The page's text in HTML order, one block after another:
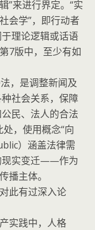
”来进行界定。“实
会学”，即行动者
理论逻辑或话语
7版中，至少有如
，是调整新闻及
社会关系，保障
民、法人的合法
，使用概念“向
）涵盖法律需
现实变迁——作为
播主体。
此有过深入论
实践中，人格